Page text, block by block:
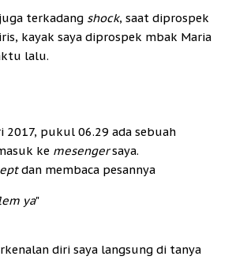
terkadang shock, saat diprospek
kayak saya diprospek mbak Maria
lalu.
2017, pukul 06.29 ada sebuah
ke mesengersaya.
dan membaca pesannya
ya"
diri saya langsung di tanya